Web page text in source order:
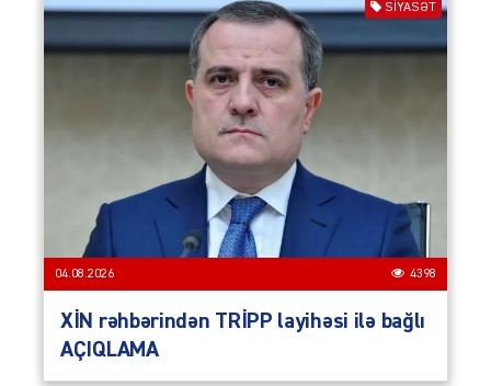
SIYASƏT
04.08.2026 4398
XİN rəhbərindən TRİPP layihəsi ilə bağlı
AÇIQLAMA